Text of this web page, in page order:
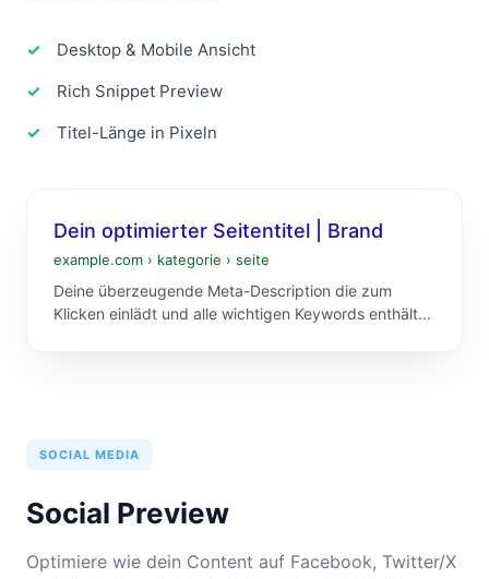
Desktop & Mobile Ansicht
Rich Snippet Preview
Titel-Länge in Pixeln
Dein optimierter Seitentitel | Brand
example.com › kategorie › seite
Deine überzeugende Meta-Description die zum
Klicken einlädt und alle wichtigen Keywords enthält...
SOCIAL MEDIA
Social Preview
Optimiere wie dein Content auf Facebook, Twitter/X